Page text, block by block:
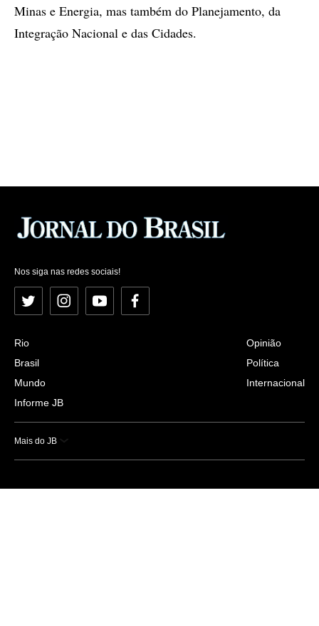
Minas e Energia, mas também do Planejamento, da
Integração Nacional e das Cidades.
Nos siga nas redes sociais!
Twitter InstagramYouTubeFacebook
Rio
Brasil
Mundo
Informe JB
Opinião
Política
Internacional
Mais do JB
Esportes